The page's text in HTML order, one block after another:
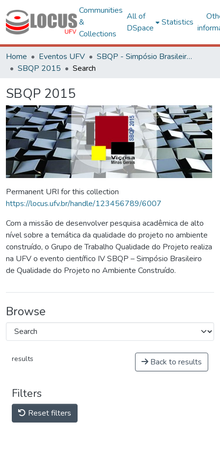
Communities
&
Collections
All of
DSpace
Statistics
Home Eventos UFV
SBQP - Simpósio Brasileiro de Qualidade do Projeto no Ambiente Construído
SBQP 2015
Search
SBQP 2015
Permanent URI for this collection
https://locus.ufv.br/handle/123456789/6007
Com a missão de desenvolver pesquisa acadêmica de alto
nível sobre a temática da qualidade do projeto no ambiente
construído, o Grupo de Trabalho Qualidade do Projeto realiza
na UFV o evento científico IV SBQP – Simpósio Brasileiro
de Qualidade do Projeto no Ambiente Construído.
Browse
results Back to results
Filters
Reset filters